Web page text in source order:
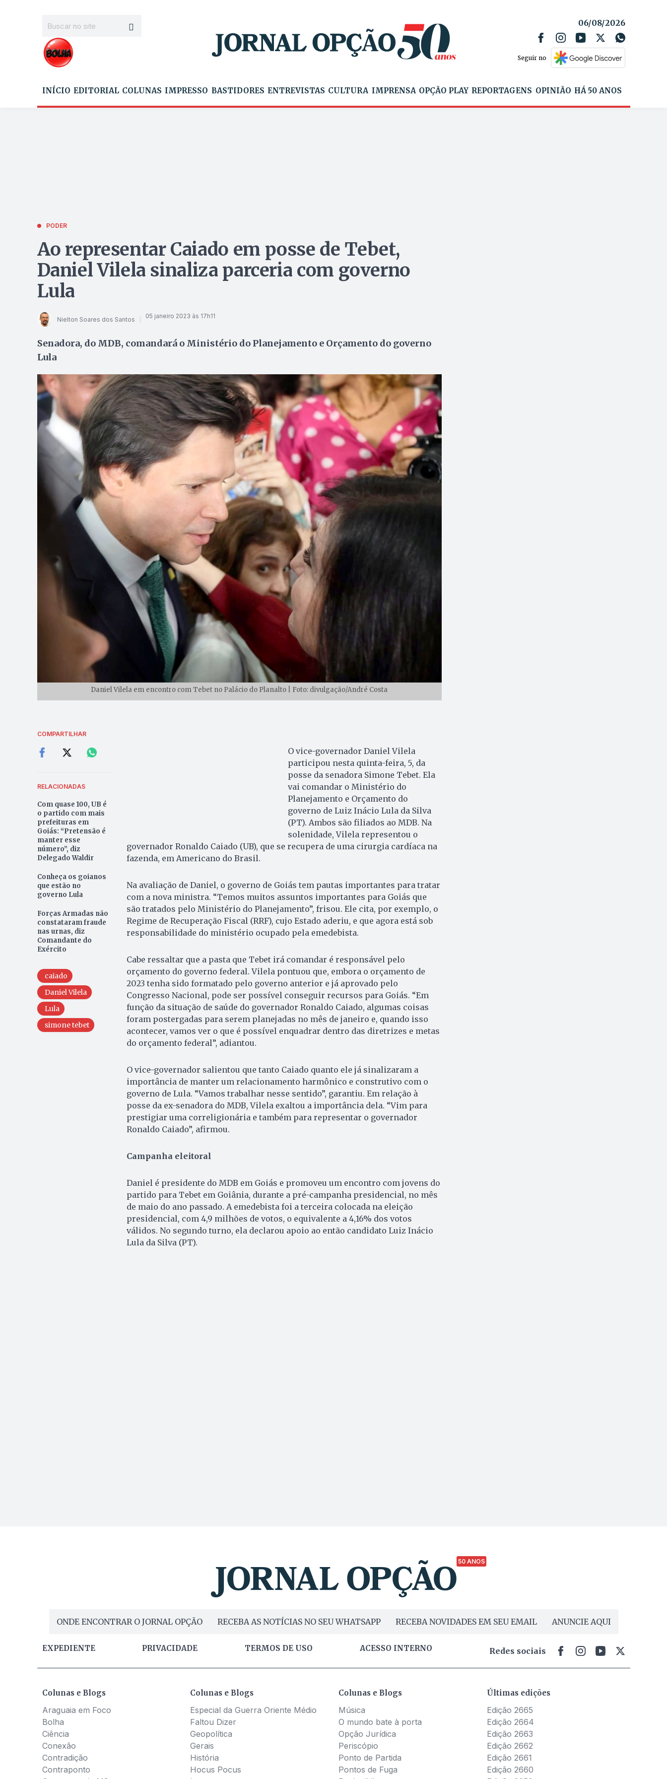
06/08/2026
Seguir no
INÍCIO EDITORIAL COLUNAS IMPRESSO BASTIDORES ENTREVISTAS CULTURA IMPRENSA OPÇÃO PLAY REPORTAGENS OPINIÃO HÁ 50 ANOS
PODER
Ao representar Caiado em posse de Tebet,
Daniel Vilela sinaliza parceria com governo
Lula
Nielton Soares dos Santos 05 janeiro 2023 às 17h11
Senadora, do MDB, comandará o Ministério do Planejamento e Orçamento do governo
Lula
Daniel Vilela em encontro com Tebet no Palácio do Planalto | Foto: divulgação/André Costa
COMPARTILHAR
RELACIONADAS
Com quase 100, UB é
o partido com mais
prefeituras em
Goiás: “Pretensão é
manter esse
número”, diz
Delegado Waldir
Conheça os goianos
que estão no
governo Lula
Forças Armadas não
constataram fraude
nas urnas, diz
Comandante do
Exército
caiado
Daniel Vilela
Lula
simone tebet
O vice-governador Daniel Vilela
participou nesta quinta-feira, 5, da
posse da senadora Simone Tebet. Ela
vai comandar o Ministério do
Planejamento e Orçamento do
governo de Luiz Inácio Lula da Silva
(PT). Ambos são filiados ao MDB. Na
solenidade, Vilela representou o
governador Ronaldo Caiado (UB), que se recupera de uma cirurgia cardíaca na
fazenda, em Americano do Brasil.
Na avaliação de Daniel, o governo de Goiás tem pautas importantes para tratar
com a nova ministra. “Temos muitos assuntos importantes para Goiás que
são tratados pelo Ministério do Planejamento”, frisou. Ele cita, por exemplo, o
Regime de Recuperação Fiscal (RRF), cujo Estado aderiu, e que agora está sob
responsabilidade do ministério ocupado pela emedebista.
Cabe ressaltar que a pasta que Tebet irá comandar é responsável pelo
orçamento do governo federal. Vilela pontuou que, embora o orçamento de
2023 tenha sido formatado pelo governo anterior e já aprovado pelo
Congresso Nacional, pode ser possível conseguir recursos para Goiás. “Em
função da situação de saúde do governador Ronaldo Caiado, algumas coisas
foram postergadas para serem planejadas no mês de janeiro e, quando isso
acontecer, vamos ver o que é possível enquadrar dentro das diretrizes e metas
do orçamento federal”, adiantou.
O vice-governador salientou que tanto Caiado quanto ele já sinalizaram a
importância de manter um relacionamento harmônico e construtivo com o
governo de Lula. “Vamos trabalhar nesse sentido”, garantiu. Em relação à
posse da ex-senadora do MDB, Vilela exaltou a importância dela. “Vim para
prestigiar uma correligionária e também para representar o governador
Ronaldo Caiado”, afirmou.
Campanha eleitoral
Daniel é presidente do MDB em Goiás e promoveu um encontro com jovens do
partido para Tebet em Goiânia, durante a pré-campanha presidencial, no mês
de maio do ano passado. A emedebista foi a terceira colocada na eleição
presidencial, com 4,9 milhões de votos, o equivalente a 4,16% dos votos
válidos. No segundo turno, ela declarou apoio ao então candidato Luiz Inácio
Lula da Silva (PT).
50 ANOS
ONDE ENCONTRAR O JORNAL OPÇÃO RECEBA AS NOTÍCIAS NO SEU WHATSAPP RECEBA NOVIDADES EM SEU EMAIL ANUNCIE AQUI
EXPEDIENTE PRIVACIDADE TERMOS DE USO ACESSO INTERNO Redes sociais
Colunas e Blogs
Araguaia em Foco
Bolha
Ciência
Conexão
Contradição
Contraponto
Colunas e Blogs
Especial da Guerra Oriente Médio
Faltou Dizer
Geopolítica
Gerais
História
Hocus Pocus
Colunas e Blogs
Música
O mundo bate à porta
Opção Jurídica
Periscópio
Ponto de Partida
Pontos de Fuga
Últimas edições
Edição 2665
Edição 2664
Edição 2663
Edição 2662
Edição 2661
Edição 2660